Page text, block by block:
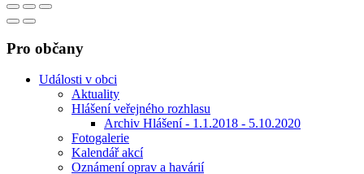
Pro občany
Události v obci
Aktuality
Hlášení veřejného rozhlasu
Archiv Hlášení - 1.1.2018 - 5.10.2020
Fotogalerie
Kalendář akcí
Oznámení oprav a havárií